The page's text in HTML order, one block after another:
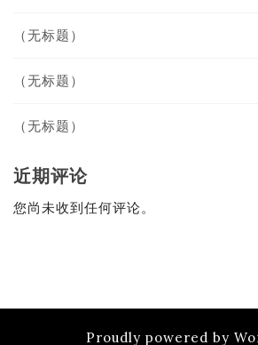
（无标题）
（无标题）
（无标题）
近期评论
您尚未收到任何评论。
Proudly powered by